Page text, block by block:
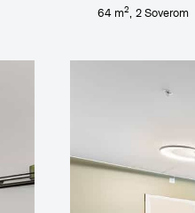
64m2, 2Soverom